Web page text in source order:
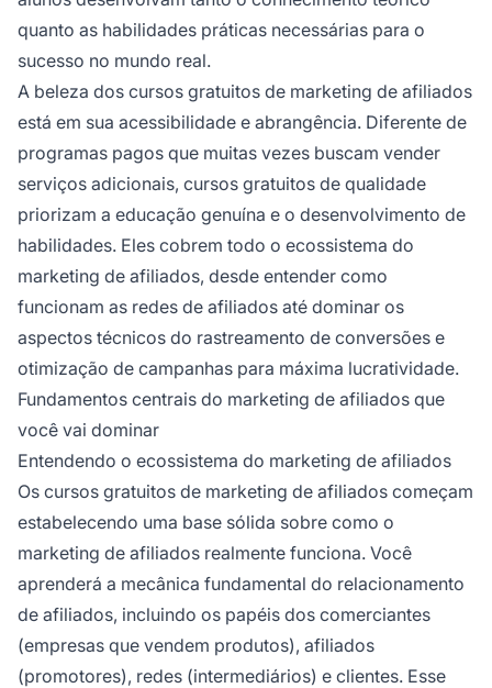
quanto as habilidades práticas necessárias para o
sucesso no mundo real.
A beleza dos cursos gratuitos de marketing de afiliados
está em sua acessibilidade e abrangência. Diferente de
programas pagos que muitas vezes buscam vender
serviços adicionais, cursos gratuitos de qualidade
priorizam a educação genuína e o desenvolvimento de
habilidades. Eles cobrem todo o ecossistema do
marketing de afiliados, desde entender como
funcionam as redes de afiliados até dominar os
aspectos técnicos do rastreamento de conversões e
otimização de campanhas para máxima lucratividade.
Fundamentos centrais do marketing de afiliados que
você vai dominar
Entendendo o ecossistema do marketing de afiliados
Os cursos gratuitos de marketing de afiliados começam
estabelecendo uma base sólida sobre como o
marketing de afiliados realmente funciona. Você
aprenderá a mecânica fundamental do relacionamento
de afiliados, incluindo os papéis dos comerciantes
(empresas que vendem produtos), afiliados
(promotores), redes (intermediários) e clientes. Esse